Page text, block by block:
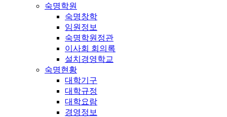
숙명학원
숙명창학
임원정보
숙명학원정관
이사회 회의록
설치경영학교
숙명현황
대학기구
대학규정
대학요람
경영정보